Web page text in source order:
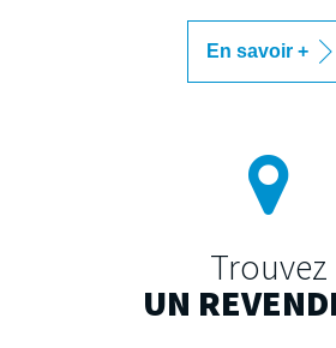
En savoir +
Trouvez
UN